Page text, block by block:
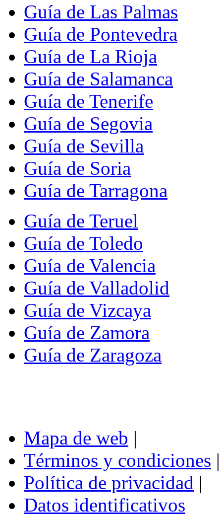
Guía de Las Palmas
Guía de Pontevedra
Guía de La Rioja
Guía de Salamanca
Guía de Tenerife
Guía de Segovia
Guía de Sevilla
Guía de Soria
Guía de Tarragona
Guía de Teruel
Guía de Toledo
Guía de Valencia
Guía de Valladolid
Guía de Vizcaya
Guía de Zamora
Guía de Zaragoza
Mapa de web |
Términos y condiciones |
Política de privacidad |
Datos identificativos